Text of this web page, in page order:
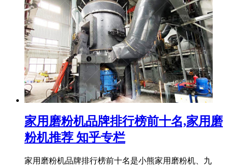
家用磨粉机品牌排行榜前十名,家用磨
粉机推荐 知乎专栏
家用磨粉机品牌排行榜前十名是小熊家用磨粉机、九